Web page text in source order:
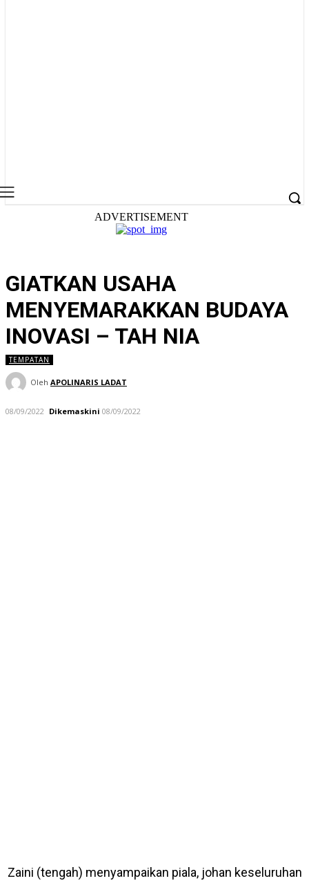
ADVERTISEMENT
GIATKAN USAHA
MENYEMARAKKAN BUDAYA
INOVASI – TAH NIA
TEMPATAN
Oleh APOLINARIS LADAT
08/09/2022 Dikemaskini 08/09/2022
Zaini (tengah) menyampaikan piala, johan keseluruhan